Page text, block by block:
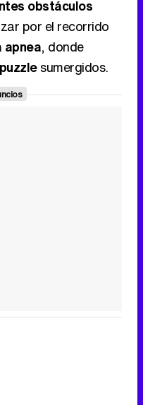
obstáculos
por el recorrido
apnea, donde
sumergidos.